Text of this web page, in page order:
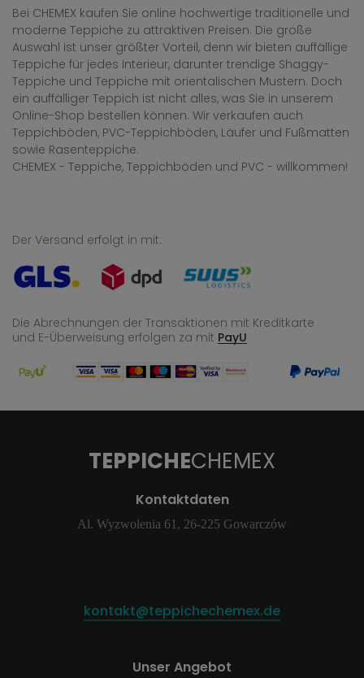
Bei CHEMEX kaufen Sie online hochwertige traditionelle und
moderne Teppiche zu attraktiven Preisen. Die große
Auswahl ist unser größter Vorteil, denn wir bieten auffällige
Teppiche für jedes Interieur, darunter trendige Shaggy-
Teppiche und Teppiche mit orientalischen Mustern. Doch
ein auffälliger Teppich ist nicht alles, was Sie in unserem
Online-Shop bestellen können. Wir verkaufen auch
Teppichböden, PVC-Teppichböden, Läufer und Fußmatten
sowie Rasenteppiche.
CHEMEX - Teppiche, Teppichböden und PVC - willkommen!
Der Versand erfolgt in mit:
Die Abrechnungen der Transaktionen mit Kreditkarte
und E-Überweisung erfolgen za mit PayU
TEPPICHECHEMEX
Kontaktdaten
Al. Wyzwolenia 61, 26-225 Gowarczów
kontakt@teppichechemex.de
Unser Angebot